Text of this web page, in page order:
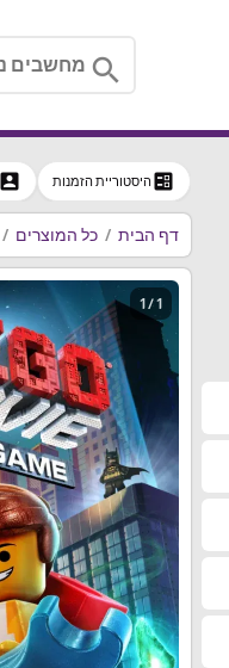
search
ballot היסטוריית הזמנות
דף הבית כל המוצרים
1 / 1